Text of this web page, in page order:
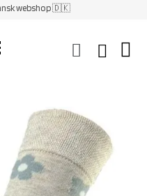
webshop 🇩🇰